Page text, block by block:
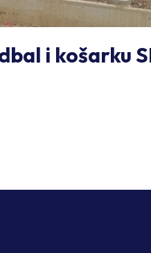
i košarku